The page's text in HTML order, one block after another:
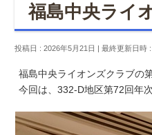
福島中央ライ
投稿日 : 2026年5月21日 最終更新日時
福島中央ライオンズクラブの
今回は、332-D地区第72回年